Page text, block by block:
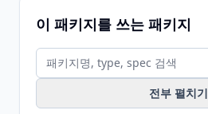
이 패키지를 쓰는 패키지
전부 펼치기